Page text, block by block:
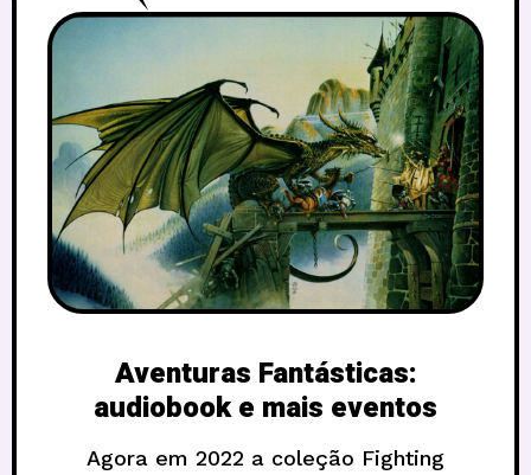
Aventuras Fantásticas:
audiobook e mais eventos
Agora em 2022 a coleção Fighting